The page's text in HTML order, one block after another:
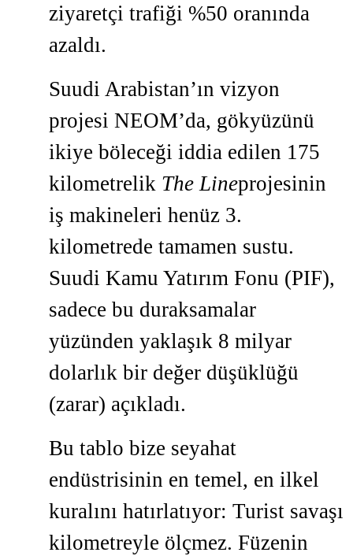
ziyaretçi trafiği %50 oranında
azaldı.
Suudi Arabistan’ın vizyon
projesi NEOM’da, gökyüzünü
ikiye böleceği iddia edilen 175
kilometrelik The Lineprojesinin
iş makineleri henüz 3.
kilometrede tamamen sustu.
Suudi Kamu Yatırım Fonu (PIF),
sadece bu duraksamalar
yüzünden yaklaşık 8 milyar
dolarlık bir değer düşüklüğü
(zarar) açıkladı.
Bu tablo bize seyahat
endüstrisinin en temel, en ilkel
kuralını hatırlatıyor: Turist savaşı
kilometreyle ölçmez. Füzenin